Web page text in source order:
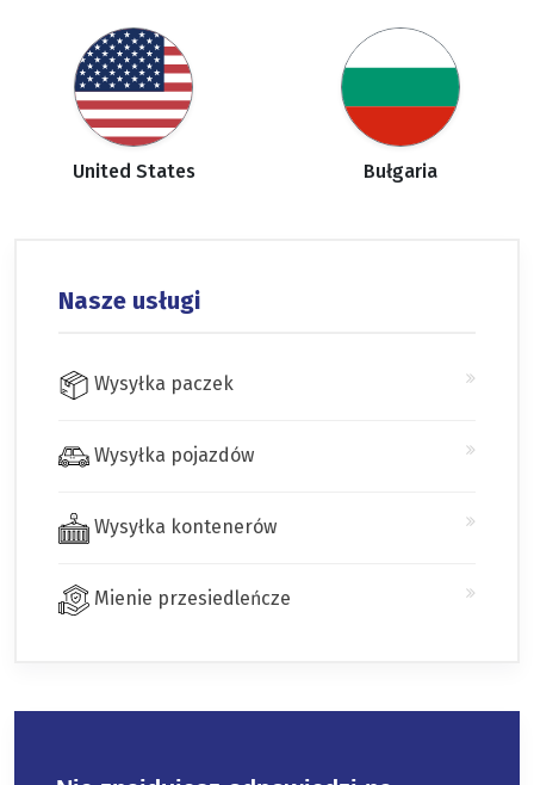
United States Bułgaria
Nasze usługi
Wysyłka paczek
Wysyłka pojazdów
Wysyłka kontenerów
Mienie przesiedleńcze